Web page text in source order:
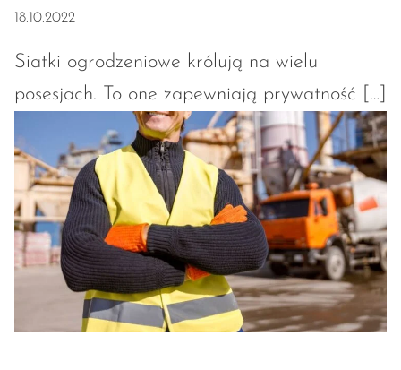
18.10.2022
Siatki ogrodzeniowe królują na wielu
posesjach. To one zapewniają prywatność […]